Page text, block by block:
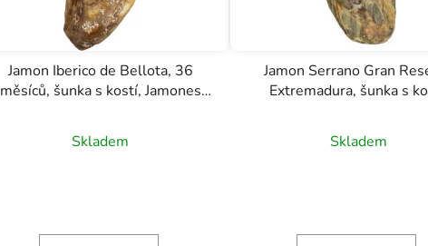
Jamon Iberico de Bellota, 36
měsíců, šunka s kostí, Jamones
Skladem
Jamon Serrano Gran
Extremadura, šunka s
Skladem